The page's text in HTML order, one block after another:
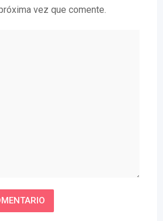
vez que comente.